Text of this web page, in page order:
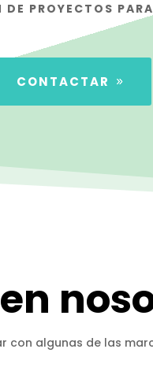
PROYECTOS
CONTACTAR
con algunas de las